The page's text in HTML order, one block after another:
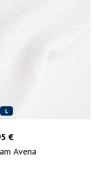
L
€
Avena